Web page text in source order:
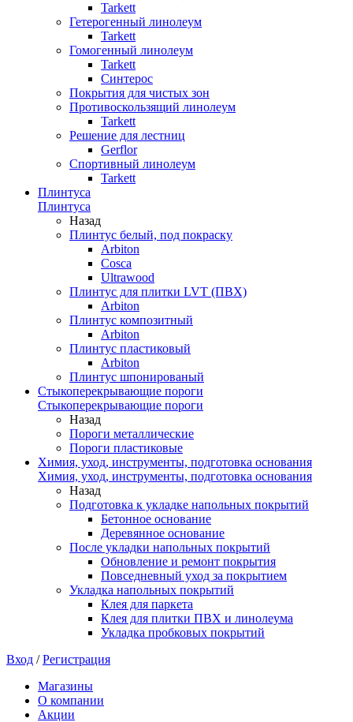
Tarkett
Гетерогенный линолеум
Tarkett
Гомогенный линолеум
Tarkett
Синтерос
Покрытия для чистых зон
Противоскользящий линолеум
Tarkett
Решение для лестниц
Gerflor
Спортивный линолеум
Tarkett
Плинтуса
Плинтуса
Назад
Плинтус белый, под покраску
Arbiton
Cosca
Ultrawood
Плинтус для плитки LVT (ПВХ)
Arbiton
Плинтус композитный
Arbiton
Плинтус пластиковый
Arbiton
Плинтус шпонированый
Стыкоперекрывающие пороги
Стыкоперекрывающие пороги
Назад
Пороги металлические
Пороги пластиковые
Химия, уход, инструменты, подготовка основания
Химия, уход, инструменты, подготовка основания
Назад
Подготовка к укладке напольных покрытий
Бетонное основание
Деревянное основание
После укладки напольных покрытий
Обновление и ремонт покрытия
Повседневный уход за покрытием
Укладка напольных покрытий
Клея для паркета
Клея для плитки ПВХ и линолеума
Укладка пробковых покрытий
Вход /Регистрация
Магазины
О компании
Акции